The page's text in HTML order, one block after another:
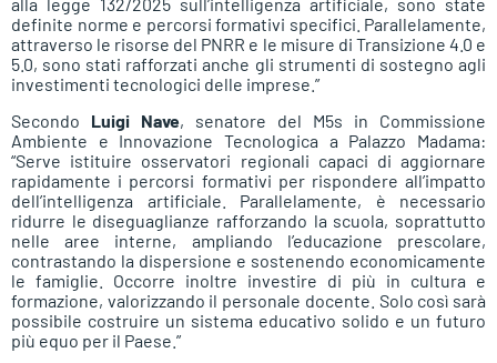
definite norme e percorsi formativi specifici. Parallelamente,
attraverso le risorse del PNRR e le misure di Transizione 4.0 e
5.0, sono stati rafforzati anche gli strumenti di sostegno agli
investimenti tecnologici delle imprese.”
Secondo Luigi Nave, senatore del M5s in Commissione
Ambiente e Innovazione Tecnologica a Palazzo Madama:
“Serve istituire osservatori regionali capaci di aggiornare
rapidamente i percorsi formativi per rispondere all’impatto
dell’intelligenza artificiale. Parallelamente, è necessario
ridurre le diseguaglianze rafforzando la scuola, soprattutto
nelle aree interne, ampliando l’educazione prescolare,
contrastando la dispersione e sostenendo economicamente
le famiglie. Occorre inoltre investire di più in cultura e
formazione, valorizzando il personale docente. Solo così sarà
possibile costruire un sistema educativo solido e un futuro
più equo per il Paese.”